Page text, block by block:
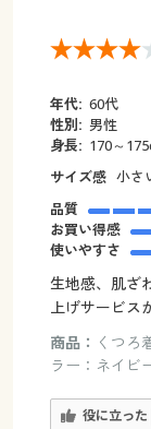
年代: 60代
性別: 男性
身長: 170～
サイズ感 小さ
品質
お買い得感
使いやすさ
生地感、肌ざ
上げサービス
商品： くつろ
ラー：ネイビ
役に立った